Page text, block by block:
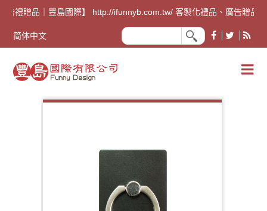
告禮贈品｜豐島國際】 http://ifunnyb.com.tw/ 客製化禮品、廣告贈品
简体中文